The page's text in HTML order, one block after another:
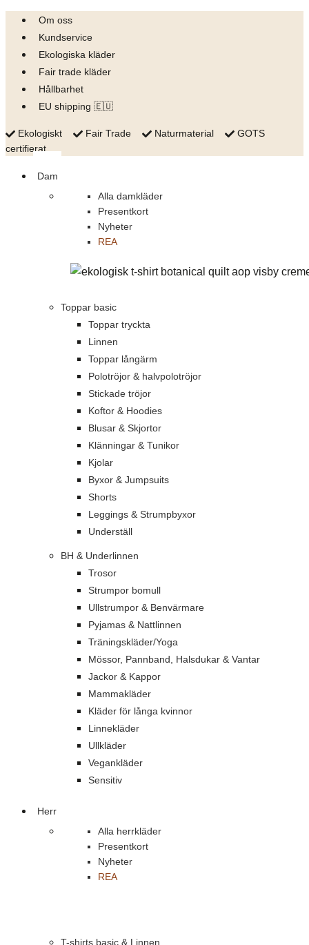
Skip
content
Om oss
Kundservice
Ekologiska kläder
Fair trade kläder
Hållbarhet
EU shipping 🇪🇺
Ekologiskt Fair Trade Naturmaterial
GOTS
certifierat
Dam
Alla damkläder
Presentkort
Nyheter
REA
Toppar basic
Toppar tryckta
Linnen
Toppar långärm
Polotröjor & halvpolotröjor
Stickade tröjor
Koftor & Hoodies
Blusar & Skjortor
Klänningar & Tunikor
Kjolar
Byxor & Jumpsuits
Shorts
Leggings & Strumpbyxor
Underställ
BH & Underlinnen
Trosor
Strumpor bomull
Ullstrumpor & Benvärmare
Pyjamas & Nattlinnen
Träningskläder/Yoga
Mössor, Pannband, Halsdukar & Vantar
Jackor & Kappor
Mammakläder
Kläder för långa kvinnor
Linnekläder
Ullkläder
Vegankläder
Sensitiv
Herr
Alla herrkläder
Presentkort
Nyheter
REA
T-shirts basic & Linnen